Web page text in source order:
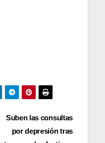
Suben las consultas
por depresión tras